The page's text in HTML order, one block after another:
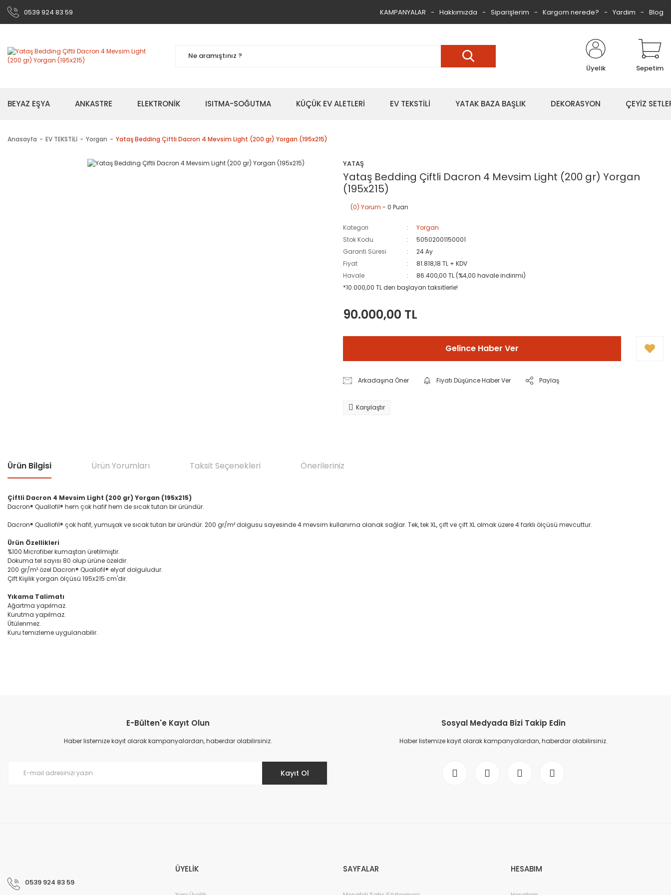
0539 924 83 59 KAMPANYALAR Hakkımızda Siparişlerim Kargom nerede? Yardım Blog
Üyelik Sepetim
BEYAZ EŞYA ANKASTRE ELEKTRONİK ISITMA-SOĞUTMA KÜÇÜK EV ALETLERİ EV TEKSTİLİ YATAK BAZA BAŞLIK DEKORASYON ÇEYİZ
Anasayfa EV TEKSTİLİ Yorgan Yataş Bedding Çiftli Dacron 4 Mevsim Light (200 gr) Yorgan (195x215)
YATAŞ
Yataş Bedding Çiftli Dacron 4 Mevsim Light (200 gr) Yorgan
(195x215)
(0) Yorum - 0 Puan
Kategori
Yorgan
Stok Kodu
50502001150001
Garanti Süresi
24 Ay
Fiyat
81.818,18 TL + KDV
Havale
86.400,00 TL (%4,00 havale indirimi)
*10.000,00 TL den başlayan taksitlerle!
90.000,00 TL
Gelince Haber Ver
Arkadaşına Öner Fiyatı Düşünce Haber Ver Paylaş
Karşılaştır
Ürün Bilgisi Ürün Yorumları Taksit Seçenekleri Önerileriniz
Çiftli Dacron 4 Mevsim Light (200 gr) Yorgan (195x215)
Dacron® Quallofil® hem çok hafif hem de sıcak tutan bir üründür.
Dacron® Quallofil® çok hafif, yumuşak ve sıcak tutan bir üründür. 200 gr/m² dolgusu sayesinde 4 mevsim kullanıma olanak sağlar. Tek, tek XL, çift ve çift XL olmak üzere 4 farklı ölçüsü mevcuttur.
Ürün Özellikleri
%100 Microfiber kumaştan üretilmiştir.
Dokuma tel sayısı 80 olup ürüne özeldir.
200 gr/m² özel Dacron® Quallofil® elyaf dolguludur.
Çift Kişilik yorgan ölçüsü 195x215 cm'dir.
Yıkama Talimatı
Ağartma yapılmaz.
Kurutma yapılmaz.
Ütülenmez.
Kuru temizleme uygulanabilir.
Ürün resmi kalitesiz, bozuk veya görüntülenemiyor.
Ürün açıklamasında eksik bilgiler bulunuyor.
E-Bülten'e Kayıt Olun
Haber listemize kayıt olarak kampanyalardan, haberdar olabilirsiniz.
Kayıt Ol
Sosyal Medyada Bizi Takip Edin
Haber listemize kayıt olarak kampanyalardan, haberdar olabilirsiniz.
0539 924 83 59
ÜYELİK SAYFALAR HESABIM